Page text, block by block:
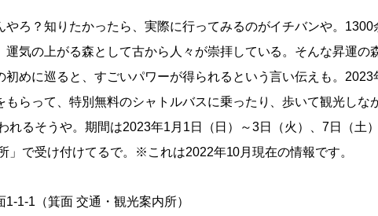
やろ？知りたかったら、実際に行ってみるのがイチバンや。
運気の上がる森として古から人々が崇拝している。そんな昇運の
初めに巡ると、すごいパワーが得られるという言い伝えも。
もらって、特別無料のシャトルバスに乗ったり、歩いて観光しな
れるそうや。期間は2023年1月1日（日）～3日（火）、7日（土
」で受け付けてるで。※これは2022年10月現在の情報です。
1-1（箕面 交通・観光案内所）